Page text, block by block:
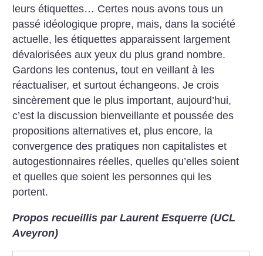
leurs étiquettes… Certes nous avons tous un
passé idéologique propre, mais, dans la société
actuelle, les étiquettes apparaissent largement
dévalorisées aux yeux du plus grand nombre.
Gardons les contenus, tout en veillant à les
réactualiser, et surtout échangeons. Je crois
sincèrement que le plus important, aujourd’hui,
c’est la discussion bienveillante et poussée des
propositions alternatives et, plus encore, la
convergence des pratiques non capitalistes et
autogestionnaires réelles, quelles qu’elles soient
et quelles que soient les personnes qui les
portent.
Propos recueillis par Laurent Esquerre (UCL
Aveyron)